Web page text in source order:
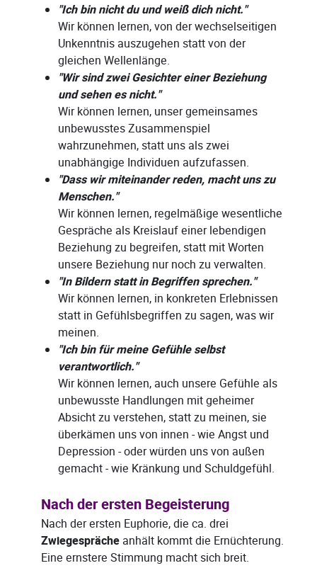
"Ich bin nicht du und weiß dich nicht."
Wir können lernen, von der wechselseitigen
Unkenntnis auszugehen statt von der
gleichen Wellenlänge.
"Wir sind zwei Gesichter einer Beziehung
und sehen es nicht."
Wir können lernen, unser gemeinsames
unbewusstes Zusammenspiel
wahrzunehmen, statt uns als zwei
unabhängige Individuen aufzufassen.
"Dass wir miteinander reden, macht uns zu
Menschen."
Wir können lernen, regelmäßige wesentliche
Gespräche als Kreislauf einer lebendigen
Beziehung zu begreifen, statt mit Worten
unsere Beziehung nur noch zu verwalten.
"In Bildern statt in Begriffen sprechen."
Wir können lernen, in konkreten Erlebnissen
statt in Gefühlsbegriffen zu sagen, was wir
meinen.
"Ich bin für meine Gefühle selbst
verantwortlich."
Wir können lernen, auch unsere Gefühle als
unbewusste Handlungen mit geheimer
Absicht zu verstehen, statt zu meinen, sie
überkämen uns von innen - wie Angst und
Depression - oder würden uns von außen
gemacht - wie Kränkung und Schuldgefühl.
Nach der ersten Begeisterung
Nach der ersten Euphorie, die ca. drei
Zwiegespräche anhält kommt die Ernüchterung.
Eine ernstere Stimmung macht sich breit.